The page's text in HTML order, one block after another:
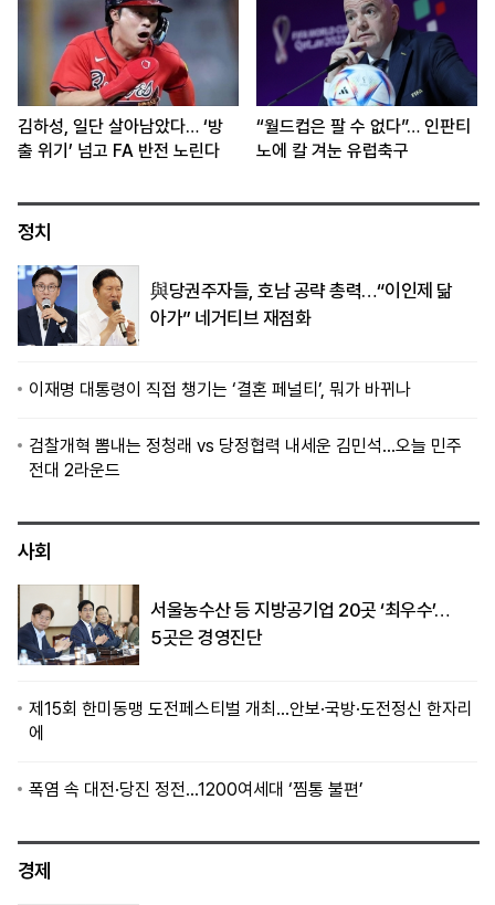
김하성, 일단 살아남았다… ‘방
출 위기’ 넘고 FA 반전 노린다
“월드컵은 팔 수 없다”… 인판티
노에 칼 겨눈 유럽축구
정치
與당권주자들, 호남 공략 총력…“이인제 닮
아가” 네거티브 재점화
이재명 대통령이 직접 챙기는 ‘결혼 페널티’, 뭐가 바뀌나
검찰개혁 뽐내는 정청래 vs 당정협력 내세운 김민석…오늘 민주
전대 2라운드
사회
서울농수산 등 지방공기업 20곳 ‘최우수’…
5곳은 경영진단
제15회 한미동맹 도전페스티벌 개최…안보·국방·도전정신 한자리
에
폭염 속 대전·당진 정전…1200여세대 ‘찜통 불편’
경제